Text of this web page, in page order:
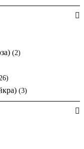
(2)
(3)